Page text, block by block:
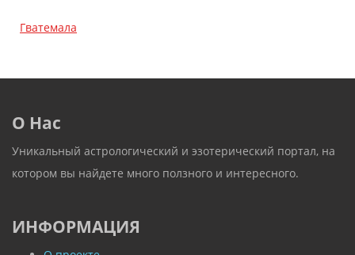
Гватемала
О Нас
Уникальный астрологический и эзотерический портал, на
котором вы найдете много ползного и интересного.
ИНФОРМАЦИЯ